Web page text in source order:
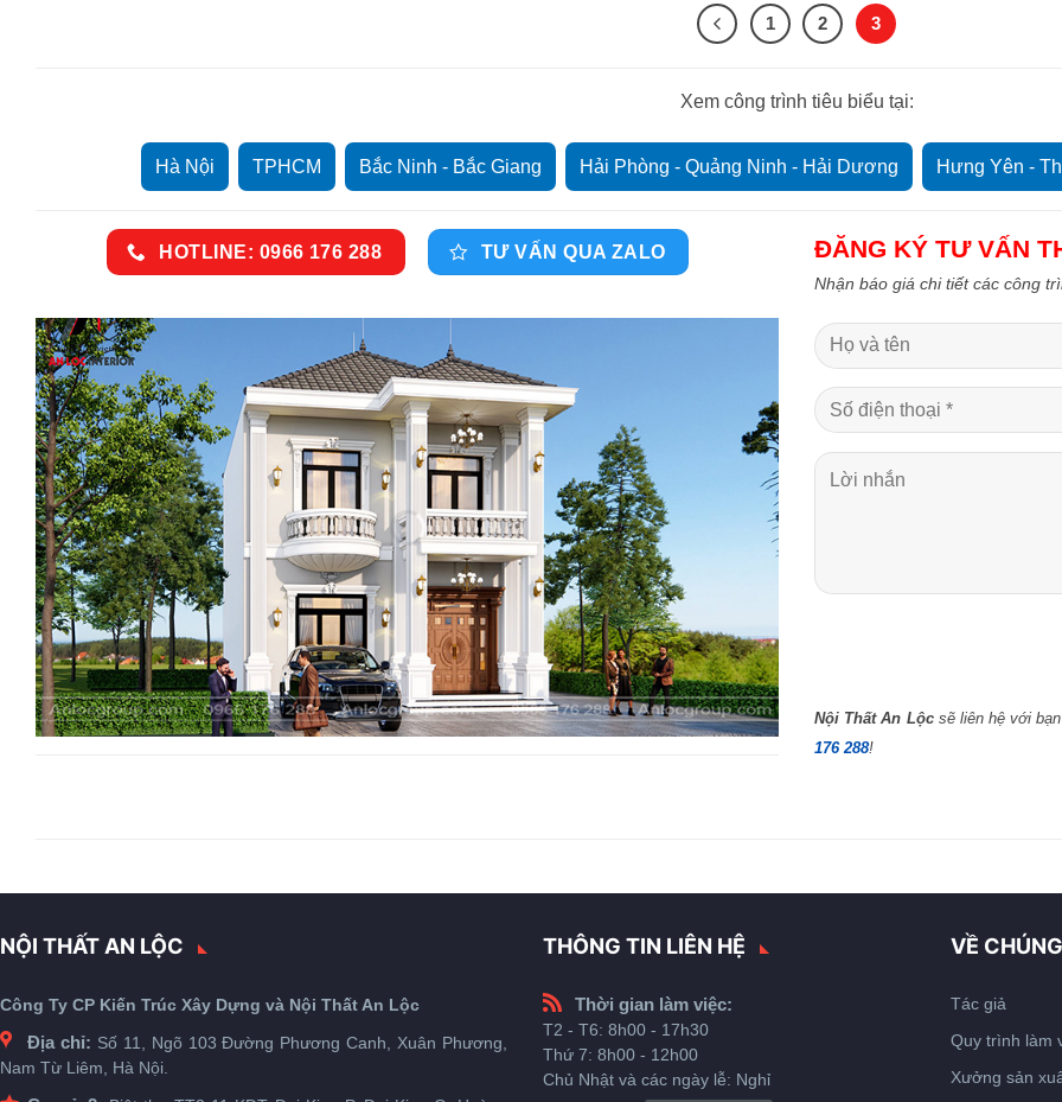
1 2 3
Xem công trình tiêu biểu tại:
Hà Nội TPHCM Bắc Ninh - Bắc Giang Hải Phòng - Quảng Ninh - Hải Dương Hưng Yên -
HOTLINE: 0966 176 288
TƯ VẤN QUA ZALO ĐĂNG KÝ TƯ VẤN
Nhận báo giá chi tiết các công
Nội Thất An Lộcsẽ liên hệ với
176 288!
NỘI THẤT AN LỘC
Công Ty CP Kiến Trúc Xây Dựng và Nội Thất An Lộc
Địa chỉ: Số 11, Ngõ 103 Đường Phương Canh, Xuân Phương,
Nam Từ Liêm, Hà Nội.
THÔNG TIN LIÊN HỆ
Thời gian làm việc:
T2 - T6: 8h00 - 17h30
Thứ 7: 8h00 - 12h00
Chủ Nhật và các ngày lễ: Nghỉ
VỀ
Tác giả
Quy trình làm
Xưởng sản